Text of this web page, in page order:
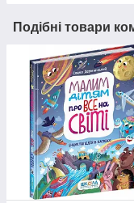
Подібні товари